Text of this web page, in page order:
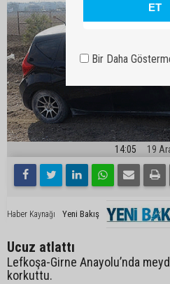
14:05 19
Haber Kaynağı Yeni Bakış
Ucuz atlattı
Lefkoşa-Girne Anayolu’nda
korkuttu.
ET
Bir Daha